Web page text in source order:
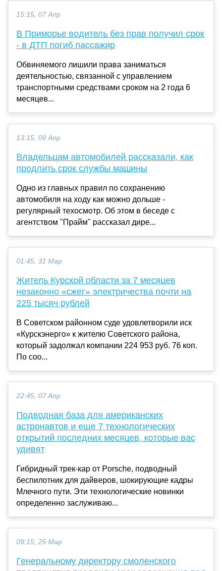
15:15, 07 Апр
В Приморье водитель без прав получил срок
- в ДТП погиб пассажир
Обвиняемого лишили права заниматься
деятельностью, связанной с управлением
транспортными средствами сроком на 2 года 6
месяцев...
13:15, 09 Апр
Владельцам автомобилей рассказали, как
продлить срок службы машины
Одно из главных правил по сохранению
автомобиля на ходу как можно дольше -
регулярный техосмотр. Об этом в беседе с
агентством "Прайм" рассказал дире...
01:45, 31 Мар
Житель Курской области за 7 месяцев
незаконно «сжег» электричества почти на
225 тысяч рублей
В Советском районном суде удовлетворили иск
«Курскэнерго» к жителю Советского района,
который задолжал компании 224 953 руб. 76 коп.
По соо...
22:45, 07 Апр
Подводная база для американских
астронавтов и еще 7 технологических
открытий последних месяцев, которые вас
удивят
Гибридный трек-кар от Porsche, подводный
беспилотник для дайверов, шокирующие кадры
Млечного пути. Эти технологические новинки
определенно заслуживаю...
09:15, 25 Мар
Генеральному директору смоленского